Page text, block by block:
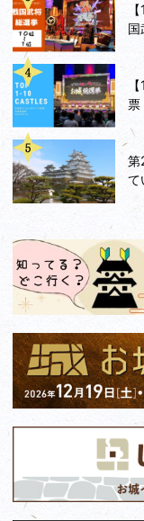
国
票
第
て